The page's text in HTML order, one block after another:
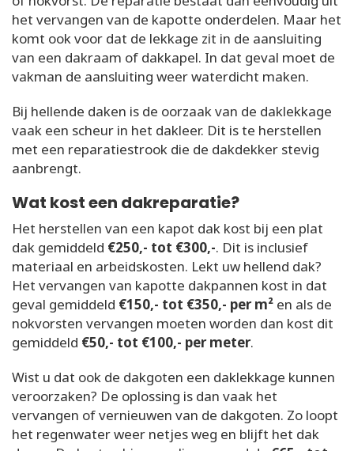
het vervangen van de kapotte onderdelen. Maar het
komt ook voor dat de lekkage zit in de aansluiting
van een dakraam of dakkapel. In dat geval moet de
vakman de aansluiting weer waterdicht maken.
Bij hellende daken is de oorzaak van de daklekkage
vaak een scheur in het dakleer. Dit is te herstellen
met een reparatiestrook die de dakdekker stevig
aanbrengt.
Wat kost een dakreparatie?
Het herstellen van een kapot dak kost bij een plat
dak gemiddeld €250,- tot €300,-. Dit is inclusief
materiaal en arbeidskosten. Lekt uw hellend dak?
Het vervangen van kapotte dakpannen kost in dat
geval gemiddeld €150,- tot €350,- per m² en als de
nokvorsten vervangen moeten worden dan kost dit
gemiddeld €50,- tot €100,- per meter.
Wist u dat ook de dakgoten een daklekkage kunnen
veroorzaken? De oplossing is dan vaak het
vervangen of vernieuwen van de dakgoten. Zo loopt
het regenwater weer netjes weg en blijft het dak